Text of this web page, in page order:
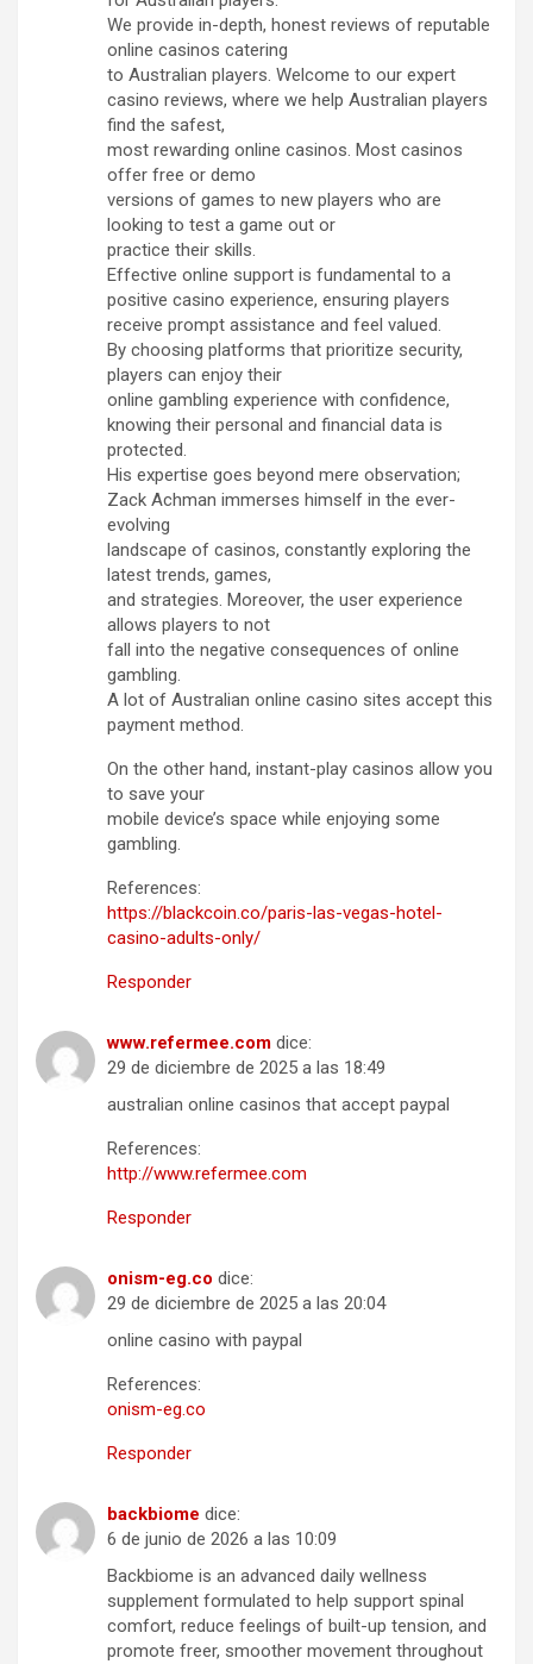
We provide in-depth, honest reviews of reputable
online casinos catering
to Australian players. Welcome to our expert
casino reviews, where we help Australian players
find the safest,
most rewarding online casinos. Most casinos
offer free or demo
versions of games to new players who are
looking to test a game out or
practice their skills.
Effective online support is fundamental to a
positive casino experience, ensuring players
receive prompt assistance and feel valued.
By choosing platforms that prioritize security,
players can enjoy their
online gambling experience with confidence,
knowing their personal and financial data is
protected.
His expertise goes beyond mere observation;
Zack Achman immerses himself in the ever-
evolving
landscape of casinos, constantly exploring the
latest trends, games,
and strategies. Moreover, the user experience
allows players to not
fall into the negative consequences of online
gambling.
A lot of Australian online casino sites accept this
payment method.
On the other hand, instant-play casinos allow you
to save your
mobile device’s space while enjoying some
gambling.
References:
https://blackcoin.co/paris-las-vegas-hotel-
casino-adults-only/
Responder
www.refermee.com dice:
29 de diciembre de 2025 a las 18:49
australian online casinos that accept paypal
References:
http://www.refermee.com
Responder
onism-eg.co dice:
29 de diciembre de 2025 a las 20:04
online casino with paypal
References:
onism-eg.co
Responder
backbiome dice:
6 de junio de 2026 a las 10:09
Backbiome is an advanced daily wellness
supplement formulated to help support spinal
comfort, reduce feelings of built-up tension, and
promote freer, smoother movement throughout